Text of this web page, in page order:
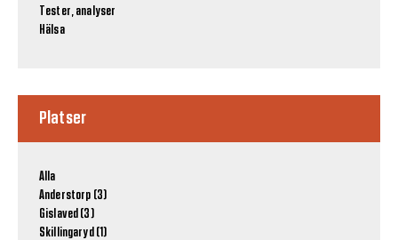
Tester, analyser
Hälsa
Platser
Alla
Anderstorp (3)
Gislaved (3)
Skillingaryd (1)